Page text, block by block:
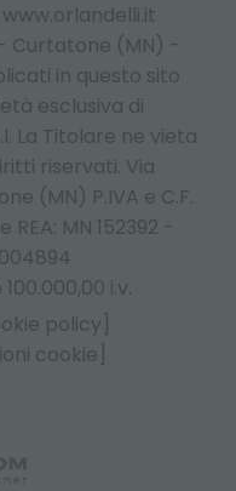
Curtatone (MN) -
in questo sito
esclusiva di
La Titolare ne vieta
riservati. Via
(MN) P.IVA e C.F.
MN 152392 -
i.v.
policy]
cookie]